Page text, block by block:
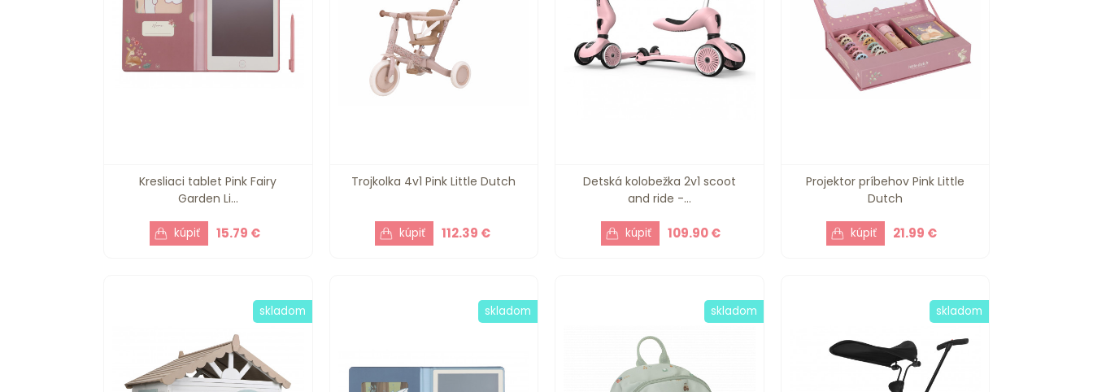
Kresliaci tablet Pink Fairy
Garden Li...
15.79 €
Trojkolka 4v1 Pink Little Dutch
112.39 €
Detská kolobežka 2v1 scoot
and ride -...
109.90 €
Projektor príbehov Pink Little
Dutch
21.99 €
skladom skladom skladom skladom